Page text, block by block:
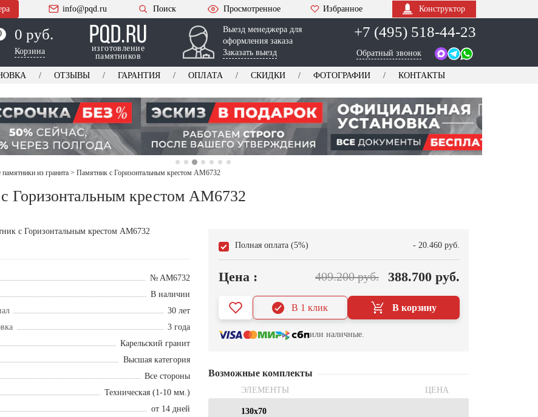
info@pqd.ru Поиск Просмотренное Избранное Конструктор
0 руб.
Корзина
изготовление
памятников
Выезд менеджера для
оформления заказа
Заказать выезд
+7 (495) 518-44-23
Обратный звонок
ОТЗЫВЫ ГАРАНТИЯ ОПЛАТА СКИДКИ ФОТОГРАФИИ КОНТАКТЫ
из гранита > Памятник с Горизонтальным крестом AM6732
Горизонтальным крестом AM6732
№ AM6732
В наличии
30 лет
3 года
Карельский гранит
Высшая категория
Все стороны
Техническая (1-10 мм.)
от 14 дней
Полная оплата (5%) - 20.460 руб.
Цена : 409.200 руб. 388.700 руб.
В корзину
В 1 клик
или наличные.
Возможные комплекты
ЭЛЕМЕНТЫ ЦЕНА
130х70